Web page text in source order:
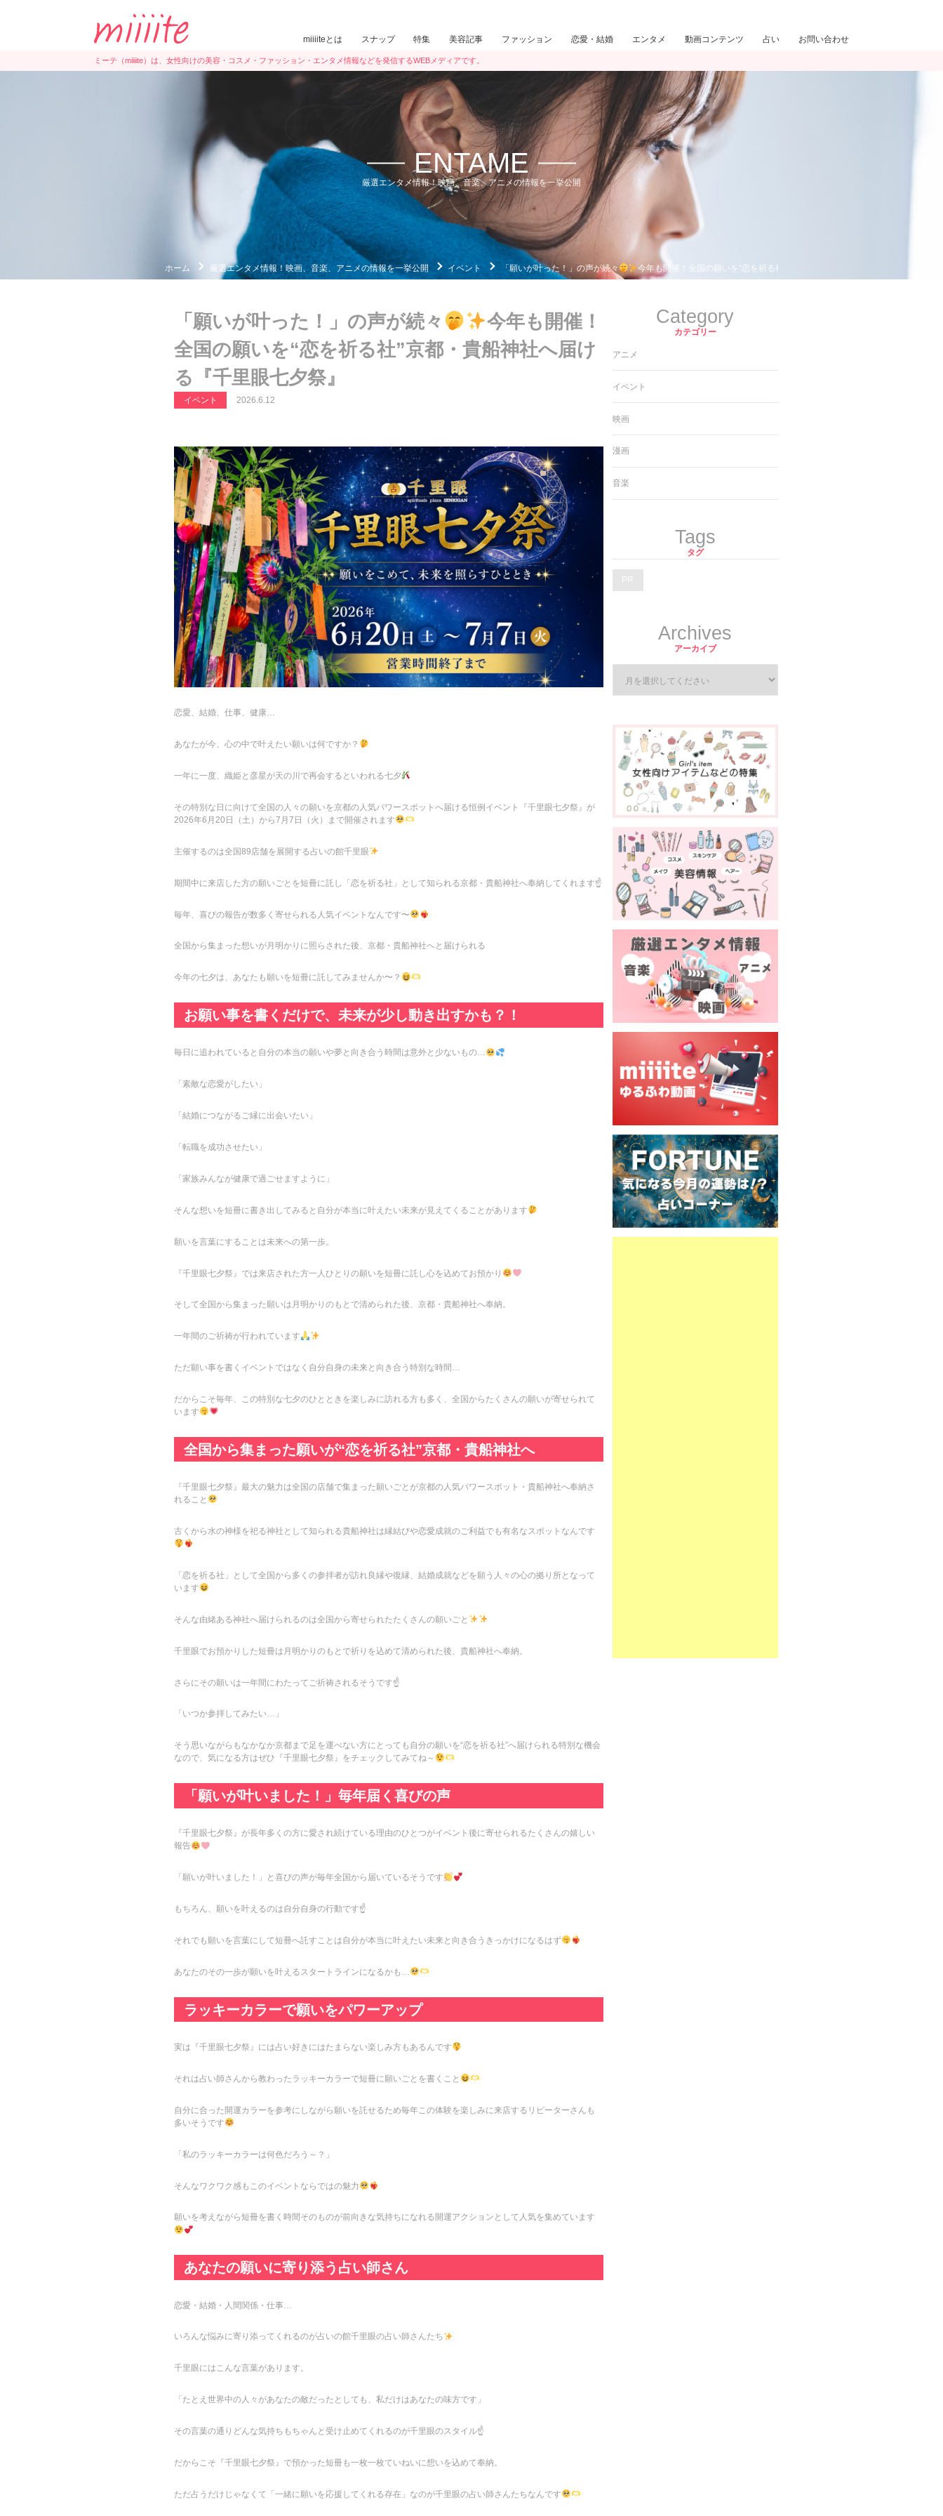
miiiiteとは スナップ 特集 美容記事 ファッション 恋愛・結婚 エンタメ 動画コンテンツ 占い お問い合わせ
ミーテ（miiiite）は、女性向けの美容・コスメ・ファッション・エンタメ情報などを発信するWEBメディアです。
ENTAME
厳選エンタメ情報！映画、音楽、アニメの情報を一挙公開
ホーム 厳選エンタメ情報！映画、音楽、アニメの情報を一挙公開 イベント 「願いが叶った！」の声が続々 今年も開催！全国の願いを“恋を祈る社”京都・貴船神社へ届ける『千里眼七夕祭
「願いが叶った！」の声が続々
今年も開催！
全国の願いを“恋を祈る社”京都・貴船神社へ届け
る『千里眼七夕祭』
イベント 2026.6.12
恋愛、結婚、仕事、健康…
あなたが今、心の中で叶えたい願いは何ですか？
一年に一度、織姫と彦星が天の川で再会するといわれる七夕
その特別な日に向けて全国の人々の願いを京都の人気パワースポットへ届ける恒例イベント『千里眼七夕祭』が
2026年6月20日（土）から7月7日（火）まで開催されます
主催するのは全国89店舗を展開する占いの館千里眼
期間中に来店した方の願いごとを短冊に託し「恋を祈る社」として知られる京都・貴船神社へ奉納してくれます☝️
毎年、喜びの報告が数多く寄せられる人気イベントなんです〜
全国から集まった想いが月明かりに照らされた後、京都・貴船神社へと届けられる
今年の七夕は、あなたも願いを短冊に託してみませんか〜？
お願い事を書くだけで、未来が少し動き出すかも？！
毎日に追われていると自分の本当の願いや夢と向き合う時間は意外と少ないもの…
「素敵な恋愛がしたい」
「結婚につながるご縁に出会いたい」
「転職を成功させたい」
「家族みんなが健康で過ごせますように」
そんな想いを短冊に書き出してみると自分が本当に叶えたい未来が見えてくることがあります
願いを言葉にすることは未来への第一歩。
『千里眼七夕祭』では来店された方一人ひとりの願いを短冊に託し心を込めてお預かり
そして全国から集まった願いは月明かりのもとで清められた後、京都・貴船神社へ奉納。
一年間のご祈祷が行われています
ただ願い事を書くイベントではなく自分自身の未来と向き合う特別な時間…
だからこそ毎年、この特別な七夕のひとときを楽しみに訪れる方も多く、全国からたくさんの願いが寄せられて
います
全国から集まった願いが“恋を祈る社”京都・貴船神社へ
『千里眼七夕祭』最大の魅力は全国の店舗で集まった願いごとが京都の人気パワースポット・貴船神社へ奉納さ
れること
古くから水の神様を祀る神社として知られる貴船神社は縁結びや恋愛成就のご利益でも有名なスポットなんです
「恋を祈る社」として全国から多くの参拝者が訪れ良縁や復縁、結婚成就などを願う人々の心の拠り所となって
います
そんな由緒ある神社へ届けられるのは全国から寄せられたたくさんの願いごと
千里眼でお預かりした短冊は月明かりのもとで祈りを込めて清められた後、貴船神社へ奉納。
さらにその願いは一年間にわたってご祈祷されるそうです☝️
「いつか参拝してみたい…」
そう思いながらもなかなか京都まで足を運べない方にとっても自分の願いを“恋を祈る社”へ届けられる特別な機会
なので、気になる方はぜひ『千里眼七夕祭』をチェックしてみてね～
「願いが叶いました！」毎年届く喜びの声
『千里眼七夕祭』が長年多くの方に愛され続けている理由のひとつがイベント後に寄せられるたくさんの嬉しい
報告
「願いが叶いました！」と喜びの声が毎年全国から届いているそうです
もちろん、願いを叶えるのは自分自身の行動です☝️
それでも願いを言葉にして短冊へ託すことは自分が本当に叶えたい未来と向き合うきっかけになるはず
あなたのその一歩が願いを叶えるスタートラインになるかも…
ラッキーカラーで願いをパワーアップ
実は『千里眼七夕祭』には占い好きにはたまらない楽しみ方もあるんです
それは占い師さんから教わったラッキーカラーで短冊に願いごとを書くこと
自分に合った開運カラーを参考にしながら願いを託せるため毎年この体験を楽しみに来店するリピーターさんも
多いそうです
「私のラッキーカラーは何色だろう～？」
そんなワクワク感もこのイベントならではの魅力
願いを考えながら短冊を書く時間そのものが前向きな気持ちになれる開運アクションとして人気を集めています
あなたの願いに寄り添う占い師さん
恋愛・結婚・人間関係・仕事…
いろんな悩みに寄り添ってくれるのが占いの館千里眼の占い師さんたち
千里眼にはこんな言葉があります。
「たとえ世界中の人々があなたの敵だったとしても、私だけはあなたの味方です」
その言葉の通りどんな気持ちもちゃんと受け止めてくれるのが千里眼のスタイル☝️
だからこそ『千里眼七夕祭』で預かった短冊も一枚一枚ていねいに想いを込めて奉納。
ただ占うだけじゃなくて「一緒に願いを応援してくれる存在」なのが千里眼の占い師さんたちなんです
Category
カテゴリー
アニメ
イベント
映画
漫画
音楽
Tags
タグ
PR
Archives
アーカイブ